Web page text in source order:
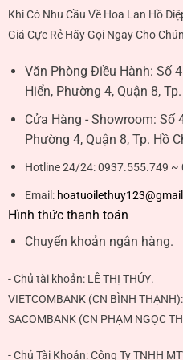
Khi Có Nhu Cầu Về Hoa Lan Hồ
Giá Cực Rẻ Hãy Gọi Ngay Cho
Văn Phòng Điều Hành: Số
Hiển, Phường 4, Quận 8,
Cửa Hàng - Showroom: Số
Phường 4, Quận 8, Tp. Hồ
Hotline 24/24:0937.555.749 ~
Email:
Hình thức thanh toán
Chuyển khoản ngân hàng.
- Chủ tài khoản: LÊ THỊ THÚY.
VIETCOMBANK (CN BÌNH THẠNH):
SACOMBANK (CN PHẠM NGỌC
- Chủ Tài Khoản: Công Ty TNHH